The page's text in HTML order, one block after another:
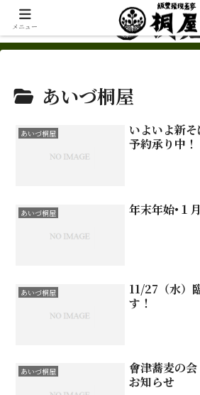
あいづ桐屋
あいづ桐屋
いよいよ新
予約承り中！
あいづ桐屋 年末年始•１
あいづ桐屋
11/27（水）
す！
あいづ桐屋
會津蕎麦の
お知らせ
メニュー